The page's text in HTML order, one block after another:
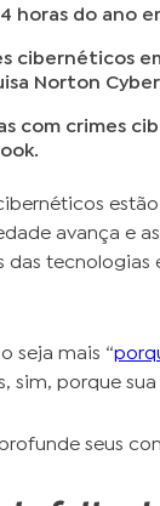
horas do ano
cibernéticos
Norton
com crimes
avança e
tecnologias
seja mais “
sim, porque
seus